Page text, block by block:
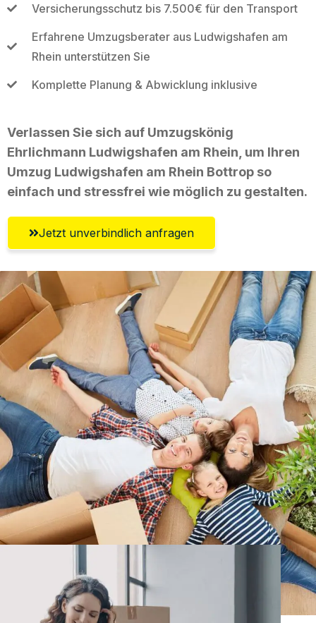
Versicherungsschutz bis 7.500€ für den Transport
Erfahrene Umzugsberater aus Ludwigshafen am
Rhein unterstützen Sie
Komplette Planung & Abwicklung inklusive
Verlassen Sie sich auf Umzugskönig
Ehrlichmann Ludwigshafen am Rhein, um Ihren
Umzug Ludwigshafen am Rhein Bottrop so
einfach und stressfrei wie möglich zu gestalten.
Jetzt unverbindlich anfragen